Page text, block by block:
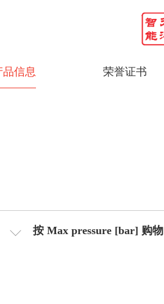
品信息 荣誉证书
按 Max pressure [bar] 购物